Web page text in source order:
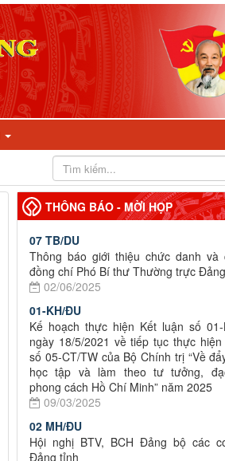
THÔNG BÁO - MỜI HỌP
07 TB/DU
Thông báo giới thiệu chức danh và
đồng chí Phó Bí thư Thường trực
02/06/2025
01-KH/ĐU
Kế hoạch thực hiện Kết luận số 01-
ngày 18/5/2021 về tiếp tục thực
số 05-CT/TW của Bộ Chính trị “Về
học tập và làm theo tư tưởng,
phong cách Hồ Chí Minh” năm 2025
09/03/2025
02 MH/ĐU
Hội nghị BTV, BCH Đảng bộ các
Đảng tỉnh